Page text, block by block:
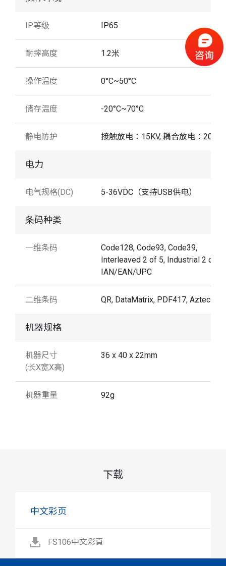
IP等级 IP65
耐摔高度 1.2米
操作温度 0°C~50°C
储存温度 -20°C~70°C
静电防护 接触放电：15KV, 耦合放电：
电力
电气规格(DC) 5-36VDC（支持USB供电）
条码种类
一维条码
Code128, Code93, Code39,
Interleaved 2 of 5, Industrial 2 of 5,
IAN/EAN/UPC
二维条码 QR, DataMatrix, PDF417, Aztec
机器规格
机器尺寸
(长X宽X高)
36 x 40 x 22mm
机器重量 92g
下载
中文彩页
FS106中文彩頁